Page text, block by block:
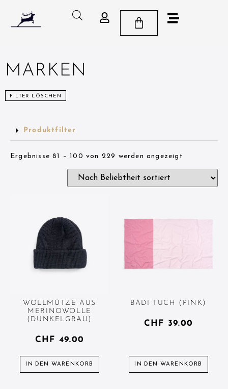
MARKEN
FILTER LÖSCHEN
Produktfilter
Ergebnisse 81 – 100 von 229 werden angezeigt
WOLLMÜTZE AUS
MERINOWOLLE
(DUNKELGRAU)
CHF 49.00
IN DEN WARENKORB
BADI TUCH (PINK)
CHF 39.00
IN DEN WARENKORB